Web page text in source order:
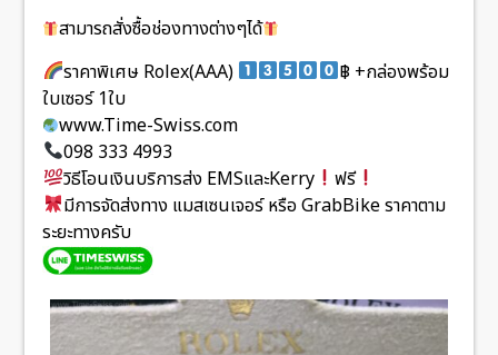
สามารถสั่งซื้อช่องทางต่างๆได้
ราคาพิเศษ Rolex(AAA)
฿ +กล่องพร้อม
ใบเซอร์ 1ใบ
www.Time-Swiss.com
098 333 4993
วิธีโอนเงินบริการส่ง EMSและKerry
ฟรี
มีการจัดส่งทาง แมสเซนเจอร์ หรือ GrabBike ราคาตาม
ระยะทางครับ